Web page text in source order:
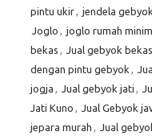
pintu ukir, jendela gebyok
Joglo , joglo rumah
bekas , Jual gebyok
dengan pintu gebyok ,
jogja , Jual gebyok jati ,
Jati Kuno , Jual Gebyok
jepara murah , Jual